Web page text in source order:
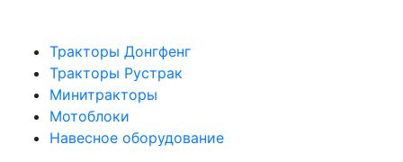
Тракторы Донгфенг
Тракторы Рустрак
Минитракторы
Мотоблоки
Навесное оборудование